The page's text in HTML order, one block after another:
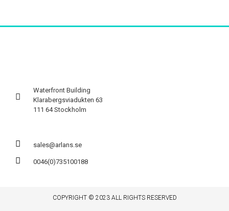
Waterfront Building
Klarabergsviadukten 63
111 64 Stockholm
sales@arlans.se
0046(0)735100188
COPYRIGHT © 2023 ALL RIGHTS RESERVED